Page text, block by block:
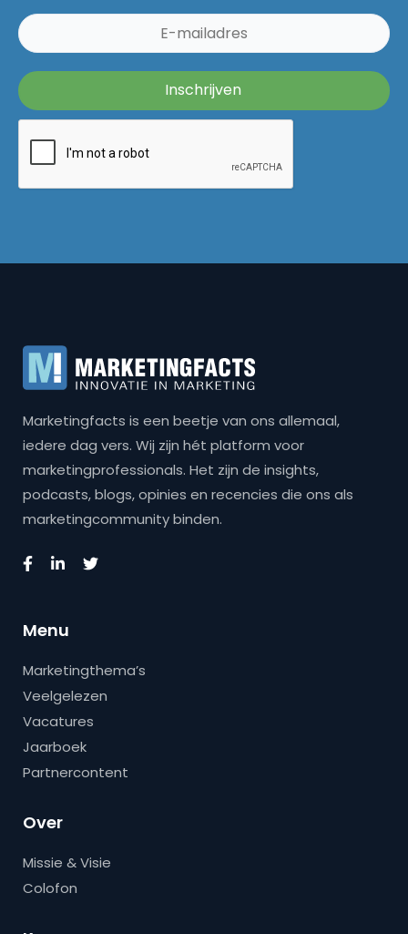
Marketingfacts is een beetje van ons allemaal,
iedere dag vers. Wij zijn hét platform voor
marketingprofessionals. Het zijn de insights,
podcasts, blogs, opinies en recencies die ons als
marketingcommunity binden.
Menu
Marketingthema’s
Veelgelezen
Vacatures
Jaarboek
Partnercontent
Over
Missie & Visie
Colofon